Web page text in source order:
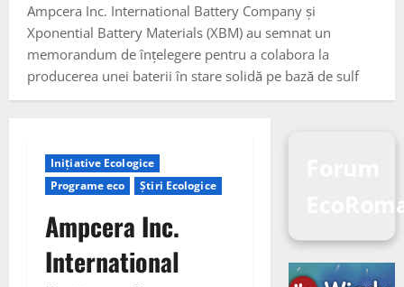
Ampcera Inc. International Battery Company și
Xponential Battery Materials (XBM) au semnat un
memorandum de înțelegere pentru a colabora la
producerea unei baterii în stare solidă pe bază de sulf
Inițiative Ecologice
Programe eco
Știri Ecologice
Ampcera Inc.
International